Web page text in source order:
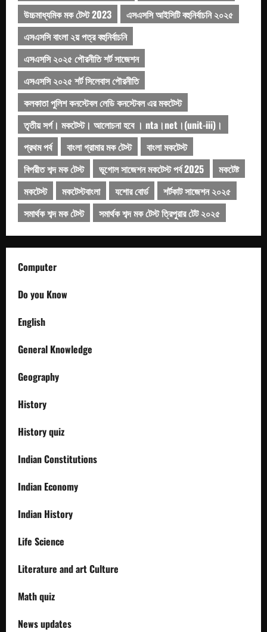
উচ্চমাধ্যমিক মক টেস্ট 2023
এসএসসি আইসিটি বহুনির্বাচনি ২০২৫
এসএসসি বাংলা ২য় পত্র বহুনির্বাচনি
এসএসসি ২০২৫ পৌরনীতি শর্ট সাজেশন
এসএসসি ২০২৫ শর্ট সিলেবাস পৌরনীতি
কলকাতা পুলিশ কনস্টেবল লেডি কনস্টেবল এর মকটেস্ট
তৃতীয় সর্গ। মকটেস্ট। আলোচনা হবে । nta।net।(unit-iii)।
প্রথম পর্ব
বাংলা গ্রামার মক টেস্ট
বাংলা মকটেস্ট
বিপরীত শব্দ মক টেস্ট
ভূগোল সাজেশন মকটেস্ট পর্ব 2025
মকটেষ্ট
মকটেস্ট
মকটেস্টবাংলা যশোর বোর্ড
শর্টকাট সাজেশন ২০২৫
সমার্থক শব্দ মক টেস্ট
সমার্থক শব্দ মক টেস্ট ত্রিপুরার টেট ২০২৫
Computer
Do you Know
English
General Knowledge
Geography
History
History quiz
Indian Constitutions
Indian Economy
Indian History
Life Science
Literature and art Culture
Math quiz
News updates